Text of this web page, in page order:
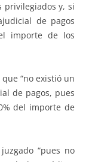
privilegiados y, si
de pagos
importe de los
“no existió un
de pagos, pues
del importe de
“pues no